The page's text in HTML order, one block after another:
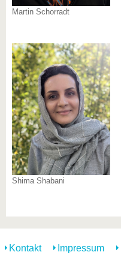
Martin Schorradt
Shima Shabani
Kontakt Impressum